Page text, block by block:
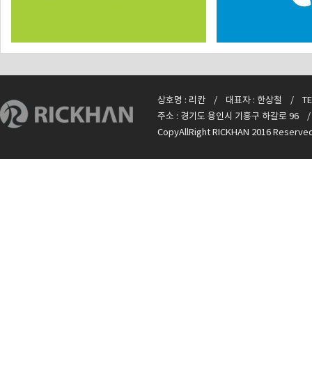
상호명 : 리칸 / 대표자 : 한상철 /
주소 : 경기도 용인시 기흥구 하갈로
CopyAllRight RICKHAN 2016